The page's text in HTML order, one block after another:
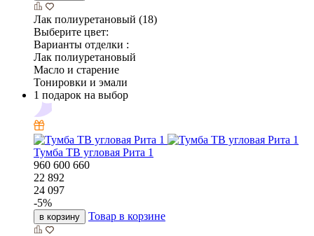
Лак полиуретановый (18)
Выберите цвет:
Варианты отделки :
Лак полиуретановый
Масло и старение
Тонировки и эмали
1 подарок на выбор
Тумба ТВ угловая Рита 1
960 600 660
22 892
24 097
-5%
в корзину Товар в корзине